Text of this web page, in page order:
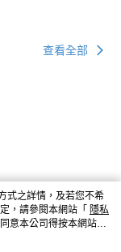
查看全部
式之詳情，及若您不希
，請參閱本網站「 隱私
意本公司得按本網站使